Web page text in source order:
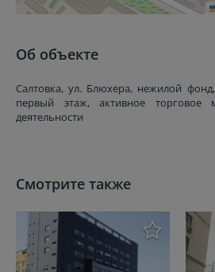
Об объекте
Салтовка, ул. Блюхера, нежилой
первый этаж, активное
деятельности
Смотрите также